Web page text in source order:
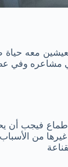
معه حياة
مشاعره وفي
فيجب أن
من